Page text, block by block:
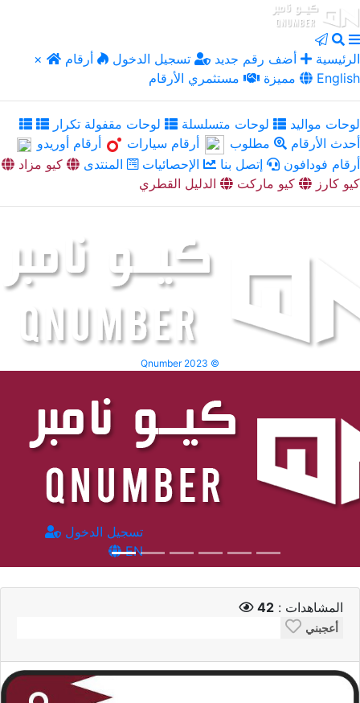
× الرئيسية أضف رقم جديد تسجيل الدخول
أرقام
مميزة
مستثمري الأرقام English
لوحات مواليد لوحات متسلسلة
لوحات مقفولة تكرار
أحدث الأرقام
مطلوب أرقام سيارات
أرقام أوريدو
أرقام فودافون
إتصل بنا الإحصائيات المنتدى
كيو مزاد
كيو كارز
كيو ماركت الدليل القطري
Qnumber 2023 ©
تسجيل الدخول
EN
المشاهدات : 42
أعجبني